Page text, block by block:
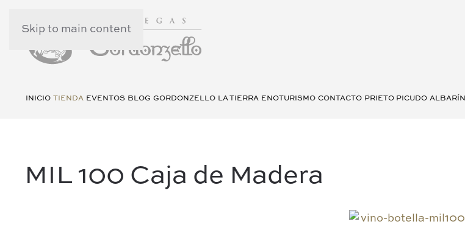
Skip to main content
INICIO TIENDA EVENTOS BLOG GORDONZELLO LA TIERRA ENOTURISMO CONTACTO PRIETO PICUDO ALBARÍN
MIL 100 Caja de Madera